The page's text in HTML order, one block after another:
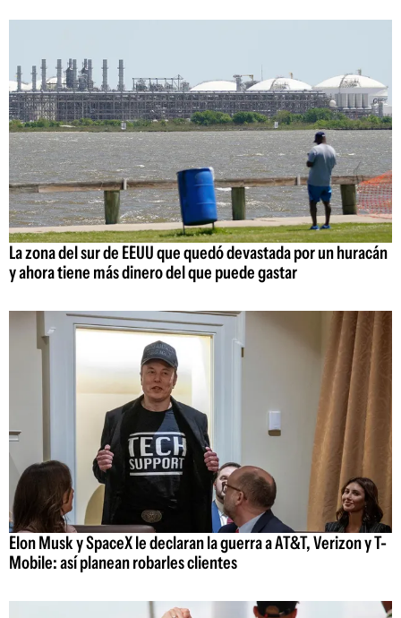
La zona del sur de EEUU que quedó devastada por un huracán
y ahora tiene más dinero del que puede gastar
Elon Musk y SpaceX le declaran la guerra a AT&T, Verizon y T-
Mobile: así planean robarles clientes